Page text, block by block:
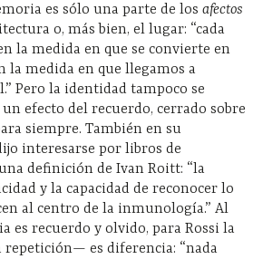
es sólo una parte de los afectos
o, más bien, el lugar: “cada
la medida en que se convierte en
la medida en que llegamos a
Pero la identidad tampoco se
efecto del recuerdo, cerrado sobre
siempre. También en su
interesarse por libros de
definición de Ivan Roitt: “la
y la capacidad de reconocer lo
al centro de la inmunología.” Al
es recuerdo y olvido, para Rossi la
es diferencia: “nada